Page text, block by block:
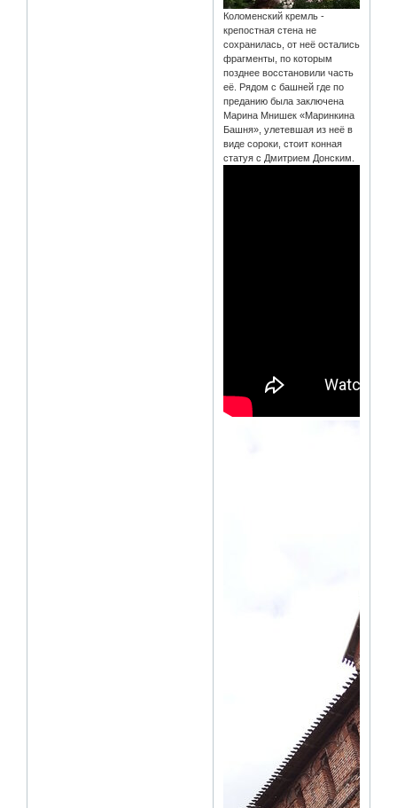
Коломенский кремль -
крепостная стена не
сохранилась, от неё остались
фрагменты, по которым
позднее восстановили часть
её. Рядом с башней где по
преданию была заключена
Марина Мнишек «Маринкина
Башня», улетевшая из неё в
виде сороки, стоит конная
статуя с Дмитрием Донским.